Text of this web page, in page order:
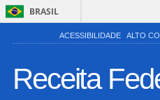
BRASIL
ACESSIBILIDADE ALTO
Receita